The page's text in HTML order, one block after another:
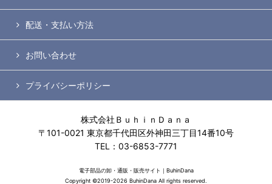
配送・支払い方法
お問い合わせ
プライバシーポリシー
株式会社ＢｕｈｉｎＤａｎａ
〒101-0021 東京都千代田区外神田三丁目14番10号
TEL：03-6853-7771
電子部品の卸・通販・販売サイト｜BuhinDana
Copyright ©2019-2026 BuhinDana All rights reserved.